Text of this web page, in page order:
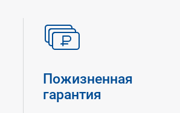
Пожизненная
гарантия